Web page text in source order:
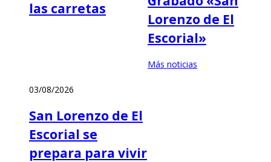
las carretas
Lorenzo de El
Escorial»
03/08/2026
San Lorenzo de El
Escorial se
prepara para vivir
Más noticias